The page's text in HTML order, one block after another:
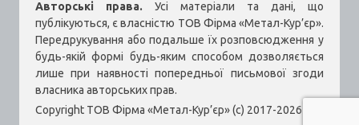
Авторські права. Усі матеріали та дані, що
публікуються, є власністю ТОВ Фірма «Метал-Кур’єр».
Передрукування або подальше їх розповсюдження у
будь-якій формі будь-яким способом дозволяється
лише при наявності попередньої письмової згоди
власника авторських прав.
Copyright ТОВ Фірма «Метал-Кур’єр» (c) 2017-2026